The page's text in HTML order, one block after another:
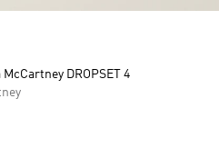
DROPSET 4